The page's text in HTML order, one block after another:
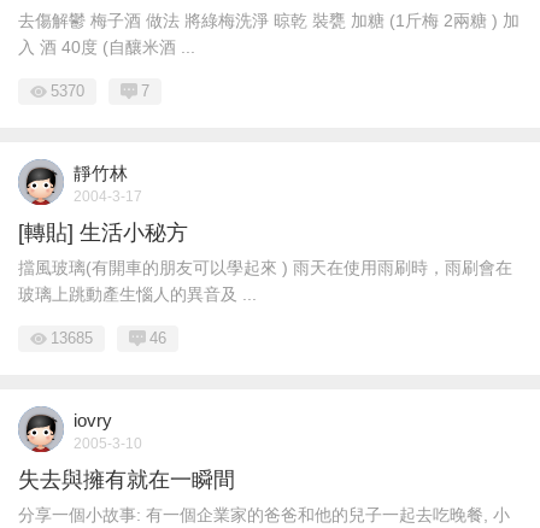
去傷解鬱 梅子酒 做法 將綠梅洗淨 晾乾 裝甕 加糖 (1斤梅 2兩糖 ) 加
入 酒 40度 (自釀米酒 ...
5370 7
靜竹林
2004-3-17
[轉貼] 生活小秘方
擋風玻璃(有開車的朋友可以學起來 ) 雨天在使用雨刷時，雨刷會在
玻璃上跳動產生惱人的異音及 ...
13685 46
iovry
2005-3-10
失去與擁有就在一瞬間
分享一個小故事: 有一個企業家的爸爸和他的兒子一起去吃晚餐, 小